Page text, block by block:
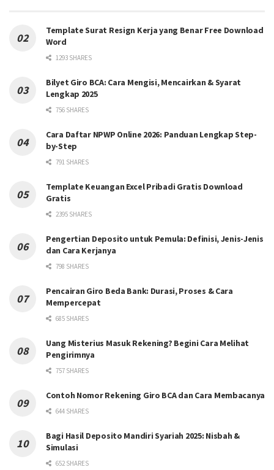
Template Surat Resign Kerja yang Benar Free Download
Word
1293 SHARES
Bilyet Giro BCA: Cara Mengisi, Mencairkan & Syarat
Lengkap 2025
756 SHARES
Cara Daftar NPWP Online 2026: Panduan Lengkap Step-
by-Step
791 SHARES
Template Keuangan Excel Pribadi Gratis Download
Gratis
2395 SHARES
Pengertian Deposito untuk Pemula: Definisi, Jenis-Jenis
dan Cara Kerjanya
798 SHARES
Pencairan Giro Beda Bank: Durasi, Proses & Cara
Mempercepat
685 SHARES
Uang Misterius Masuk Rekening? Begini Cara Melihat
Pengirimnya
757 SHARES
Contoh Nomor Rekening Giro BCA dan Cara Membacanya
644 SHARES
Bagi Hasil Deposito Mandiri Syariah 2025: Nisbah &
Simulasi
652 SHARES